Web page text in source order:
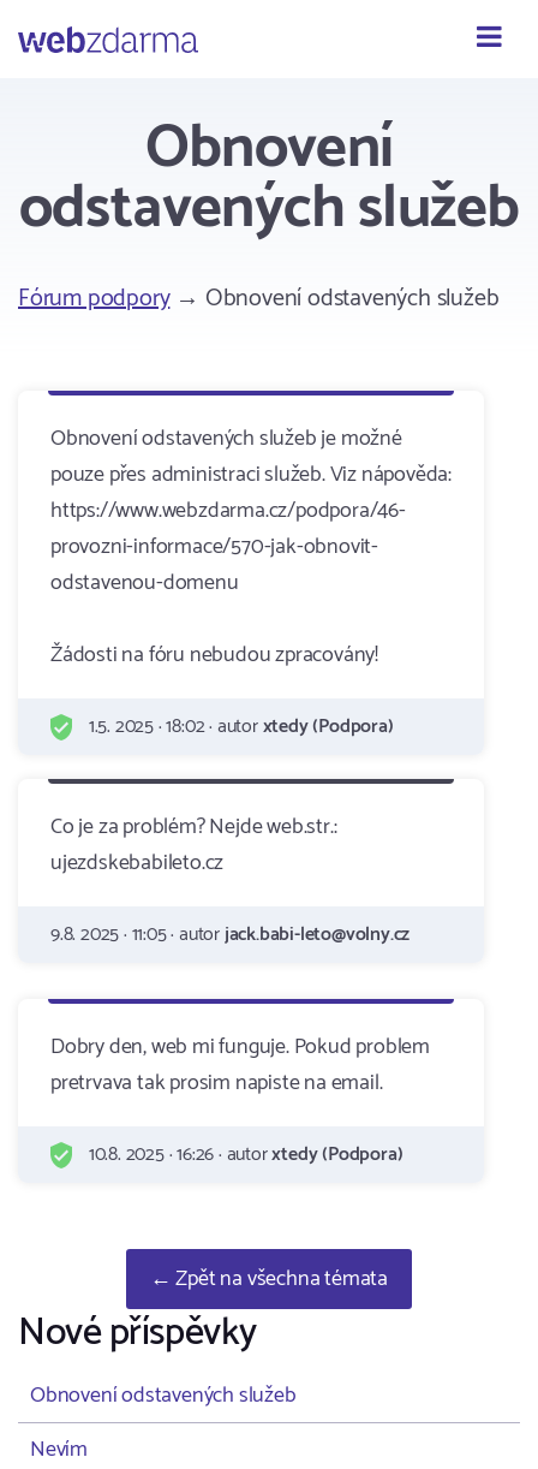
Webzdarma
Obnovení
odstavených služeb
Fórum podpory→ Obnovení odstavených služeb
Obnovení odstavených služeb je možné
pouze přes administraci služeb. Viz nápověda:
https://www.webzdarma.cz/podpora/46-
provozni-informace/570-jak-obnovit-
odstavenou-domenu
Žádosti na fóru nebudou zpracovány!
1.5. 2025 · 18:02 · autorxtedy (Podpora)
Co je za problém? Nejde web.str.:
ujezdskebabileto.cz
9.8. 2025 · 11:05 · autorjack.babi-leto@volny.cz
Dobry den, web mi funguje. Pokud problem
pretrvava tak prosim napiste na email.
10.8. 2025 · 16:26 · autorxtedy (Podpora)
← Zpět na všechna témata
Nové příspěvky
Obnovení odstavených služeb
Nevím